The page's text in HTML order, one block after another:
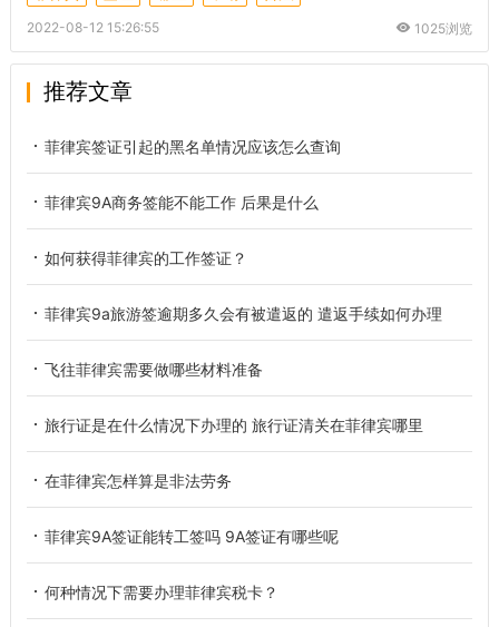
2022-08-12 15:26:55 1025浏览
推荐文章
菲律宾签证引起的黑名单情况应该怎么查询
菲律宾9A商务签能不能工作 后果是什么
如何获得菲律宾的工作签证？
菲律宾9a旅游签逾期多久会有被遣返的 遣返手续如何办理
飞往菲律宾需要做哪些材料准备
旅行证是在什么情况下办理的 旅行证清关在菲律宾哪里
在菲律宾怎样算是非法劳务
菲律宾9A签证能转工签吗 9A签证有哪些呢
何种情况下需要办理菲律宾税卡？